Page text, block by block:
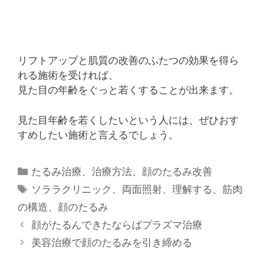
リフトアップと肌質の改善のふたつの効果を得ら
れる施術を受ければ、
見た目の年齢をぐっと若くすることが出来ます。
見た目年齢を若くしたいという人には、ぜひおす
すめしたい施術と言えるでしょう。
カ
テ
リ
ー
たるみ治療、治療方法、 顔のたるみ改善
タ
グ
ソララクリニック 、 両面照射、理解する 、 筋肉
の構造、 顔のたるみ
顔がたるんできたならばプラズマ治療
美容治療で顔のたるみを引き締める